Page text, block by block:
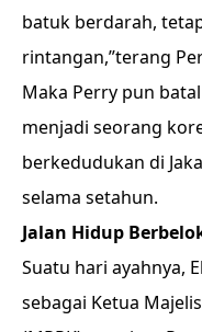
batuk berdarah,
rintangan,”terang
Maka Perry pun
menjadi seorang
berkedudukan di
selama setahun.
Jalan Hidup
Suatu hari ayahnya,
sebagai Ketua